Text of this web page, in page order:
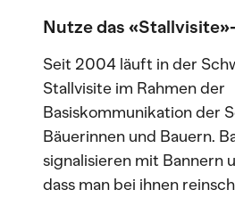
Nutze das
Seit 2004 läuft in der
Stallvisite im Rahmen der
Basiskommunikation der
Bäuerinnen und Bauern.
signalisieren mit Bannern
dass man bei ihnen